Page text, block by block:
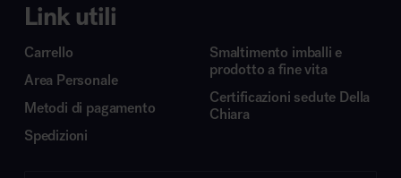
Link utili
Carrello
Area Personale
Metodi di pagamento
Spedizioni
Smaltimento imballi e
prodotto a fine vita
Certificazioni sedute Della
Chiara